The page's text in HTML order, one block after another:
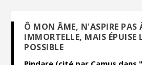
Ô MON ÂME, N'ASPIRE PAS
IMMORTELLE, MAIS ÉPUISE
POSSIBLE